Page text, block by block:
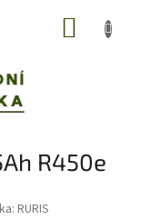
R450e
RURIS